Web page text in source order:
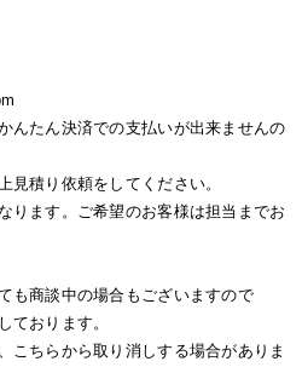
んたん決済での支払いが出来ませんの
見積り依頼をしてください。
ります。ご希望のお客様は担当までお
も商談中の場合もございますので
ております。
こちらから取り消しする場合がありま